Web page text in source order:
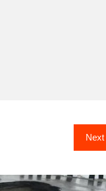
Next